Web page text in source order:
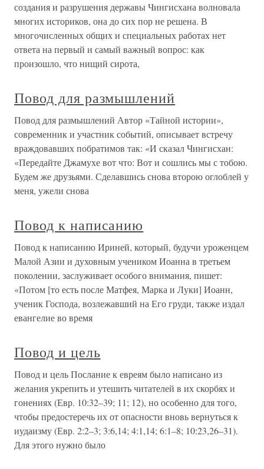
создания и разрушения державы Чингисхана волновала
многих историков, она до сих пор не решена. В
многочисленных общих и специальных работах нет
ответа на первый и самый важный вопрос: как
произошло, что нищий сирота,
Повод для размышлений
Повод для размышлений Автор «Тайной истории»,
современник и участник событий, описывает встречу
враждовавших побратимов так: «И сказал Чингисхан:
«Передайте Джамухе вот что: Вот и сошлись мы с тобою.
Будем же друзьями. Сделавшись снова второю оглоблей у
меня, ужели снова
Повод к написанию
Повод к написанию Ириней, который, будучи уроженцем
Малой Азии и духовным учеником Иоанна в третьем
поколении, заслуживает особого внимания, пишет:
«Потом [то есть после Матфея, Марка и Луки] Иоанн,
ученик Господа, возлежавший на Его груди, также издал
евангелие во время
Повод и цель
Повод и цель Послание к евреям было написано из
желания укрепить и утешить читателей в их скорбях и
гонениях (Евр. 10:32–39; 11; 12), но особенно для того,
чтобы предостеречь их от опасности вновь вернуться к
иудаизму (Евр. 2:2–3; 3:6,14; 4:1,14; 6:1–8; 10:23,26–31).
Для этого нужно было